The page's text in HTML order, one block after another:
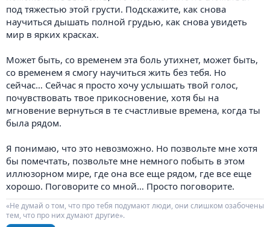
под тяжестью этой грусти. Подскажите, как снова
научиться дышать полной грудью, как снова увидеть
мир в ярких красках.
Может быть, со временем эта боль утихнет, может быть,
со временем я смогу научиться жить без тебя. Но
сейчас… Сейчас я просто хочу услышать твой голос,
почувствовать твое прикосновение, хотя бы на
мгновение вернуться в те счастливые времена, когда ты
была рядом.
Я понимаю, что это невозможно. Но позвольте мне хотя
бы помечтать, позвольте мне немного побыть в этом
иллюзорном мире, где она все еще рядом, где все еще
хорошо. Поговорите со мной… Просто поговорите.
«Не думай о том, что про тебя подумают люди, они слишком озабочены
тем, что про них думают другие».